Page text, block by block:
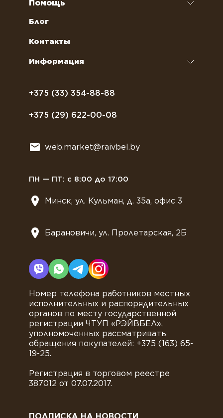
+375 (33) 354-88-88
+375 (29) 622-00-08
web.market@raivbel.by
ПН — ПТ: с 8:00 до 17:00
Минск, ул. Кульман, д. 35а, офис 3
Барановичи, ул. Пролетарская, 2Б
Номер телефона работников местных
исполнительных и распорядительных
органов по месту государственной
регистрации ЧТУП «РЭЙВБЕЛ»,
уполномоченных рассматривать
обращения покупателей: +375 (163) 65-
19-25.
Регистрация в торговом реестре
387012 от 07.07.2017.
Кофейное оборудование
Обслуживание профессиональных
Курсы бариста
Помощь
Как оформить заказ
Условия доставки
Блог
Контакты
Информация
Договор оферты